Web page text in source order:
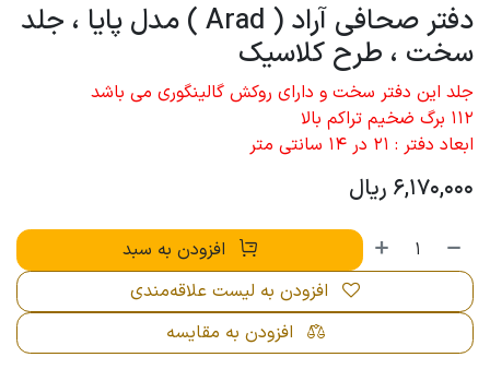
دفتر صحافی آراد ( Arad ) مدل پایا ، جلد
سخت ، طرح کلاسیک
جلد این دفتر سخت و دارای روکش گالینگوری می باشد
112 برگ ضخیم تراکم بالا
ابعاد دفتر : 21 در 14 سانتی متر
6,170,000 ریال
افزودن به سبد
افزودن به مقایسه
افزودن به لیست علاقه‌مندی